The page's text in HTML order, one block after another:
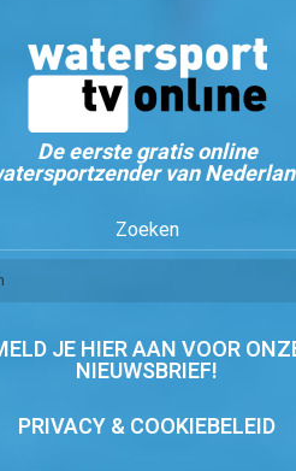
De eerste gratis online
van
Zoeken
JE HIER AAN VOOR
NIEUWSBRIEF!
PRIVACY & COOKIEBELEID